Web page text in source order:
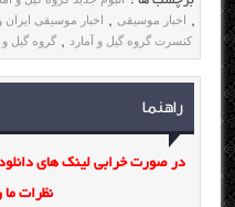
, اخبار موسیقی , اخبار موسیقی ایران
کنسرت گروه گیل و آمارد , گروه گیل و
راهنما
در صورت خرابی لینک های
نظرات ما